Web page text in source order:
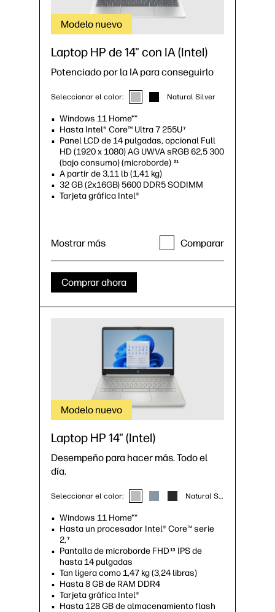
Modelo nuevo
Laptop HP de 14" con IA (Intel)
Potenciado por la IA para conseguirlo
Seleccionar el color: Natural Silver
Windows 11 Home**
Hasta Intel® Core™ Ultra 7 255U7
Panel LCD de 14 pulgadas, opcional Full
HD (1920 x 1080) AG UWVA sRGB 62,5 300
(bajo consumo) (microborde) 21
A partir de 3,11 lb (1,41 kg)
32 GB (2x16GB) 5600 DDR5 SODIMM
Tarjeta gráfica Intel®
Comparar
Mostrar más
Comprar ahora
Modelo nuevo
Laptop HP 14" (Intel)
Desempeño para hacer más. Todo el
día.
Seleccionar el color: Natural Silver
Windows 11 Home**
Hasta un procesador Intel® Core™ serie
2, 7
Pantalla de microborde FHD13 IPS de
hasta 14 pulgadas
Tan ligera como 1,47 kg (3,24 libras)
Hasta 8 GB de RAM DDR4
Tarjeta gráfica Intel®
Hasta 128 GB de almacenamiento flash